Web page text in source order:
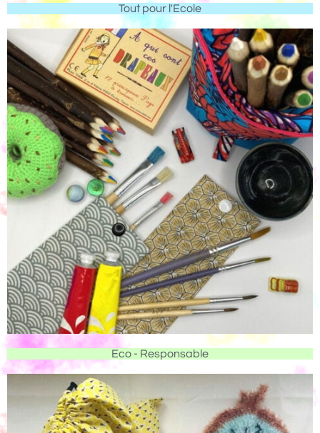
Tout pour l'Ecole
Eco - Responsable